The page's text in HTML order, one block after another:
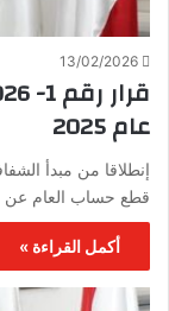
13/02/2026
عام 2025
إنطلاقا من مبدأ
قطع حساب العام عن
أكمل القراءة »